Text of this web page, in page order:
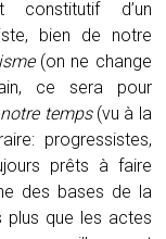
d’un
bien de notre
(on ne change
ce sera pour
temps(vu à la
progressistes,
prêts à faire
des bases de la
plus que les actes